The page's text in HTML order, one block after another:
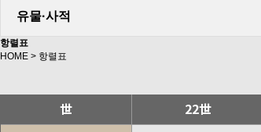
유물·사적
항렬표
HOME > 항렬표
世 22世